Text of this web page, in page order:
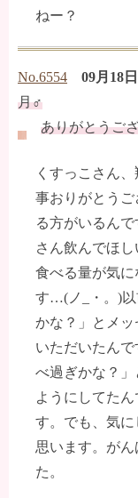
ねー？
No.6554 09月18
月♂
ありがとうご
くすっこさん
事おりがとう
る方がいるん
さん飲んでほし
食べる量が気
す…(ノ_・。)以
かな？」とメ
いただいたん
べ過ぎかな？
ようにしてた
す。でも、気
思います。が
た。